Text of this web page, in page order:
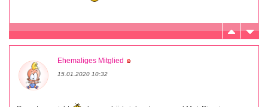
Ehemaliges Mitglied
15.01.2020 10:32